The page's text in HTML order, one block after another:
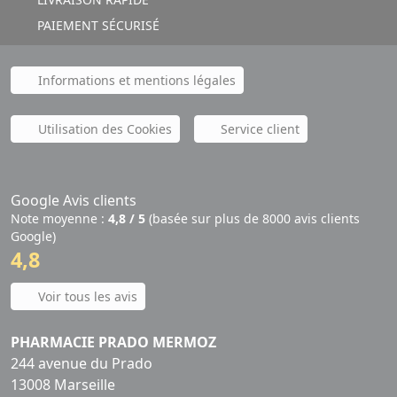
PAIEMENT SÉCURISÉ
Informations et mentions légales
Utilisation des Cookies Service client
Google Avis clients
Note moyenne : 4,8 / 5 (basée sur plus de 8000 avis clients
Google)
4,8
Voir tous les avis
PHARMACIE PRADO MERMOZ
244 avenue du Prado
13008 Marseille